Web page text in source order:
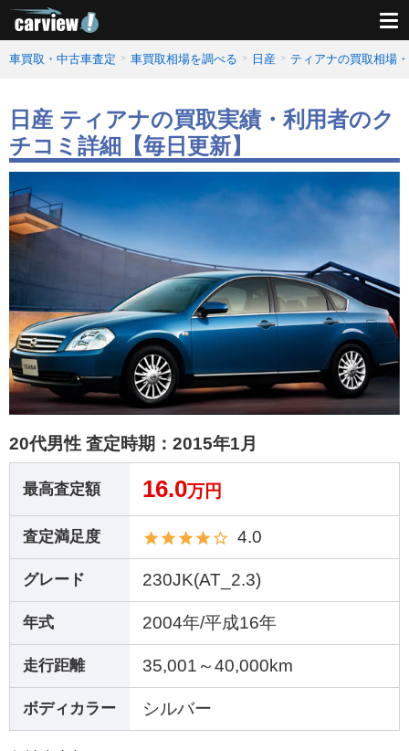
車買取・中古車査定 車買取相場を調べる 日産 ティアナの買取相場
日産 ティアナの買取実績・利用者のク
チコミ詳細【毎日更新】
20代男性 査定時期： 2015年1月
最高査定額 16.0万円
査定満足度 4.0
グレード 230JK(AT_2.3)
年式 2004年/平成16年
走行距離 35,001～40,000km
ボディカラー シルバー